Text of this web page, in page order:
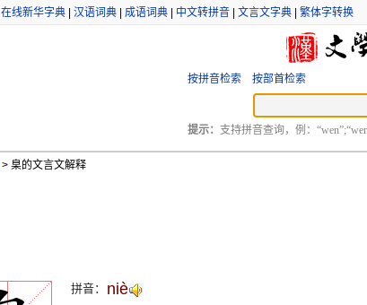
在线新华字典| 汉语词典| 成语词典| 中文转拼音| 文言文字典| 繁体字转换
按拼音检索 按部首检索
提示： 支持拼音查询，例：
>臬的文言文解释
拼音： niè